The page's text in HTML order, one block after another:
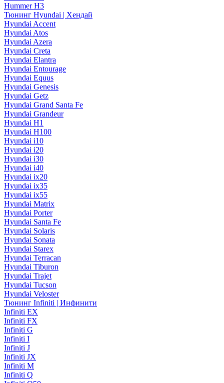
Hummer H3
Тюнинг Hyundai | Хендай
Hyundai Accent
Hyundai Atos
Hyundai Azera
Hyundai Creta
Hyundai Elantra
Hyundai Entourage
Hyundai Equus
Hyundai Genesis
Hyundai Getz
Hyundai Grand Santa Fe
Hyundai Grandeur
Hyundai H1
Hyundai H100
Hyundai i10
Hyundai i20
Hyundai i30
Hyundai i40
Hyundai ix20
Hyundai ix35
Hyundai ix55
Hyundai Matrix
Hyundai Porter
Hyundai Santa Fe
Hyundai Solaris
Hyundai Sonata
Hyundai Starex
Hyundai Terracan
Hyundai Tiburon
Hyundai Trajet
Hyundai Tucson
Hyundai Veloster
Тюнинг Infiniti | Инфинити
Infiniti EX
Infiniti FX
Infiniti G
Infiniti I
Infiniti J
Infiniti JX
Infiniti M
Infiniti Q